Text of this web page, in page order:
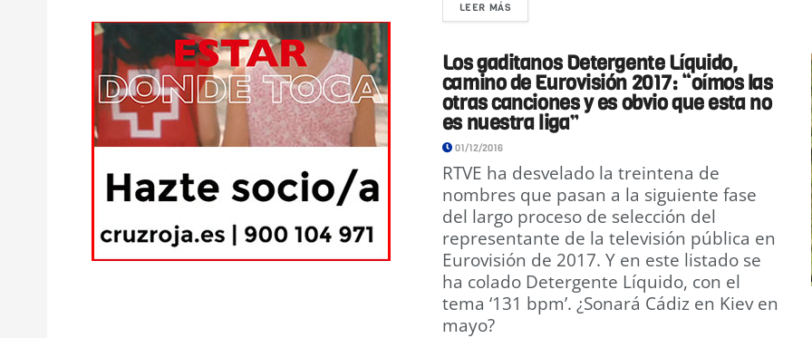
LEER MÁS
Los gaditanos Detergente Líquido,
camino de Eurovisión 2017: “oímos las
otras canciones y es obvio que esta no
es nuestra liga”
01/12/2016
RTVE ha desvelado la treintena de
nombres que pasan a la siguiente fase
del largo proceso de selección del
representante de la televisión pública en
Eurovisión de 2017. Y en este listado se
ha colado Detergente Líquido, con el
tema ‘131 bpm’. ¿Sonará Cádiz en Kiev en
mayo?